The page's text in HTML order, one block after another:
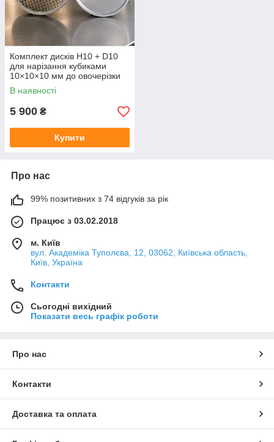
Комплект дисків H10 + D10
для нарізання кубиками
10×10×10 мм до овочерізки
В наявності
5 900 ₴
Купити
Про нас
99% позитивних з 74 відгуків за рік
Працює з 03.02.2018
м. Київ
вул. Академіка Туполєва, 12, 03062, Київська область,
Київ, Україна
Контакти
Сьогодні вихідний
Показати весь графік роботи
Про нас
Контакти
Доставка та оплата